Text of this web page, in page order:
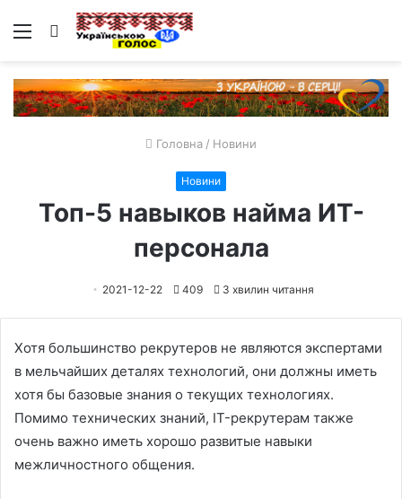
Меню Пошук
Головна / Новини
Новини
Топ-5 навыков найма ИТ-
персонала
2021-12-22 409 3 хвилин читання
Хотя большинство рекрутеров не являются экспертами
в мельчайших деталях технологий, они должны иметь
хотя бы базовые знания о текущих технологиях.
Помимо технических знаний, IT-рекрутерам также
очень важно иметь хорошо развитые навыки
межличностного общения.